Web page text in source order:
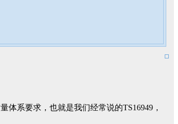
系要求，也就是我们经常说的TS16949，